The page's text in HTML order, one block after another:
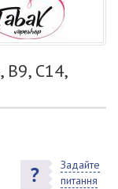
C14,
Задайте
питання